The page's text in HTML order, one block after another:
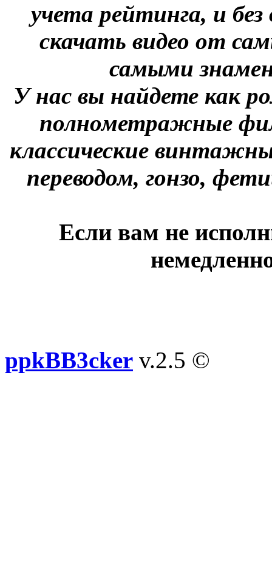
учета рейтинга, и
скачать видео от
самыми
У нас вы найдете как
полнометражные
классические
переводом, гонзо,
Если вам не
ppkBB3cker v.2.5 ©